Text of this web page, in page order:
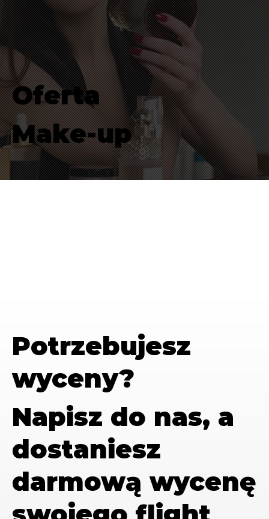
Oferta
Make-up
Potrzebujesz
wyceny?
Napisz do nas, a
dostaniesz
darmową wycenę